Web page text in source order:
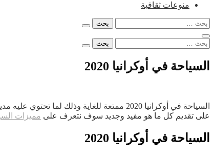
منوعات ثقافية
البحث
البحث
السياحة في أوكرانيا 2020
السياحة في أوكرانيا 2020 ممتعة للغاية وذلك لما تحتوي عليه مدينة أوكرانيا من معالم سياحية أكثر من رائعة وهذا ما جعله من أروع المدن السياحية الأوروبية ولذلك متابعينا ومن خلال موقع
على تقديم كل ما هو مفيد وجديد سوف نتعرف على مميزات
السياحة في أوكرانيا 2020